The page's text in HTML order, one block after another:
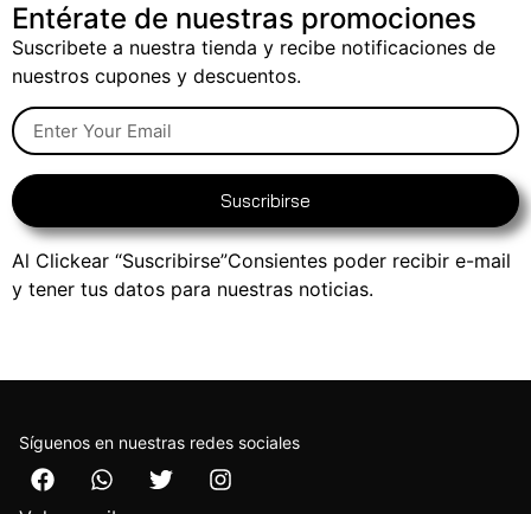
Entérate de nuestras promociones
Suscribete a nuestra tienda y recibe notificaciones de
nuestros cupones y descuentos.
Suscribirse
Al Clickear “Suscribirse”Consientes poder recibir e-mail
y tener tus datos para nuestras noticias.
Síguenos en nuestras redes sociales